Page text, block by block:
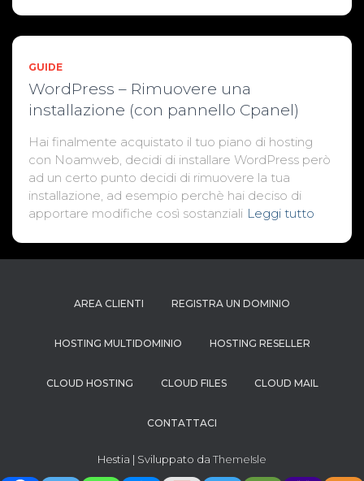
GUIDE
WordPress – Rimuovere una
installazione (con pannello Cpanel)
Hai finalmente acquistato il tuo piano di hosting
con Noamweb, decidi di installare WordPress però
ad un certo punto decidi di rimuovere la tua
installazione, ad esempio perchè hai deciso di
apportare modifiche così sostanziali Leggi tutto
AREA CLIENTI REGISTRA UN DOMINIO
HOSTING MULTIDOMINIO HOSTING RESELLER
CLOUD HOSTING CLOUD FILES CLOUD MAIL
CONTATTACI
Hestia | Sviluppato da ThemeIsle